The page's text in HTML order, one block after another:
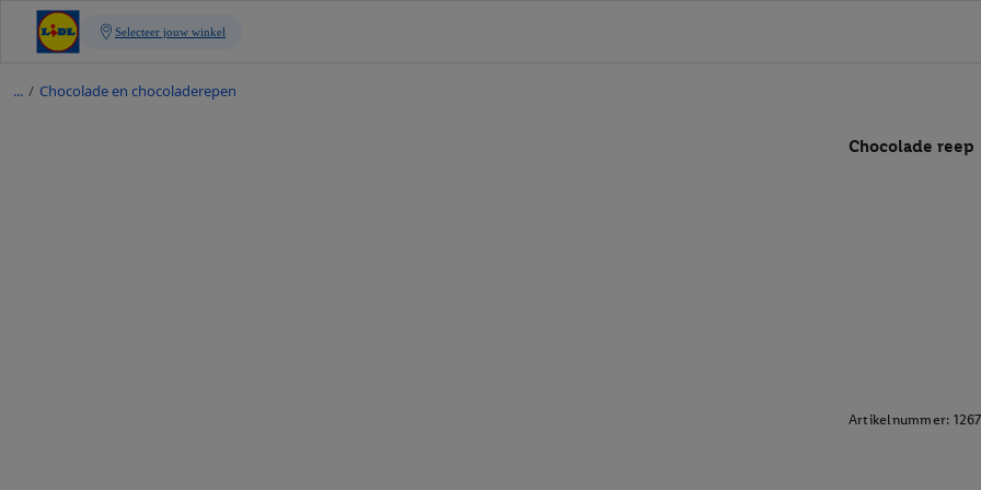
/ Chocolade en chocoladerepen
Chocolade reep
Artikelnummer: